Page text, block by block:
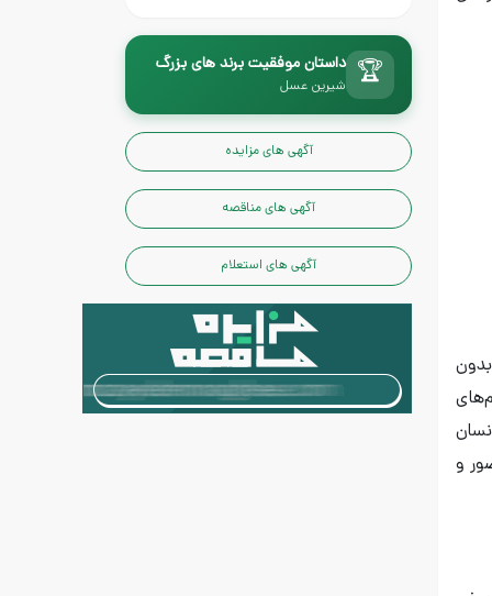
و
🏆 داستان موفقیت برند های بزرگ
شیرین عسل
آگهی های مزایده
آگهی های مناقصه
آگهی های استعلام